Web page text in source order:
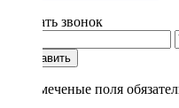
Заказать звонок
Отправить
* - отмеченые поля